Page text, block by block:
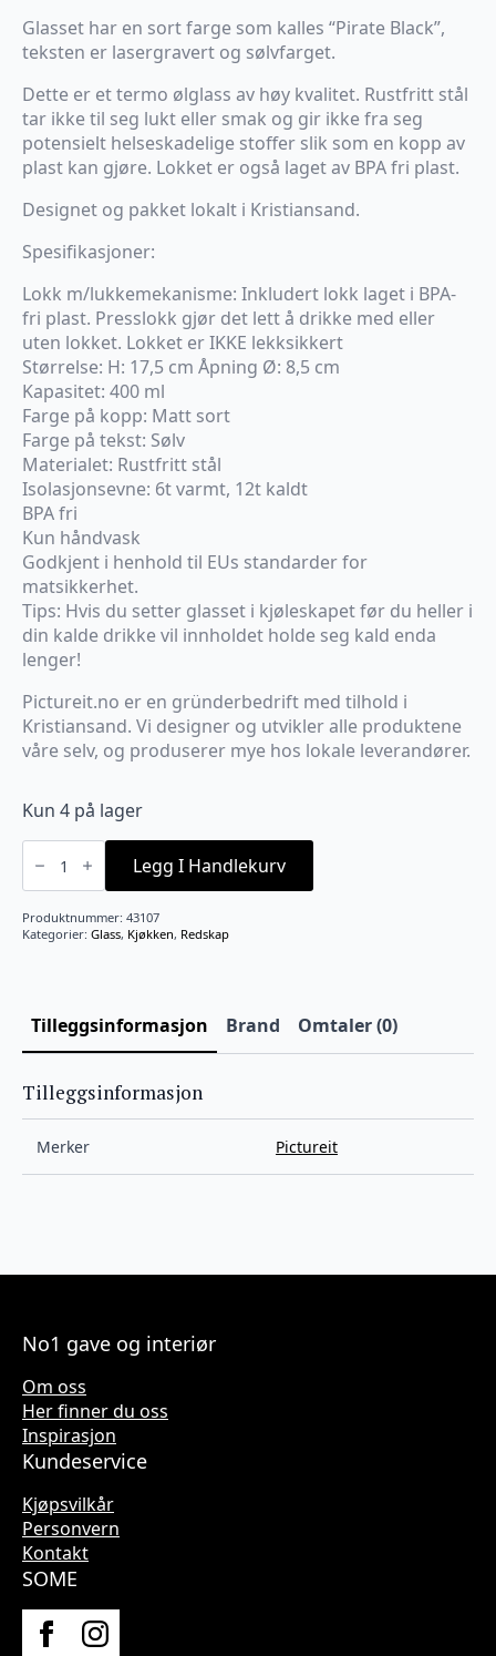
Glasset har en sort farge som kalles “Pirate Black”,
teksten er lasergravert og sølvfarget.
Dette er et termo ølglass av høy kvalitet. Rustfritt stål
tar ikke til seg lukt eller smak og gir ikke fra seg
potensielt helseskadelige stoffer slik som en kopp av
plast kan gjøre. Lokket er også laget av BPA fri plast.
Designet og pakket lokalt i Kristiansand.
Spesifikasjoner:
Lokk m/lukkemekanisme: Inkludert lokk laget i BPA-
fri plast. Presslokk gjør det lett å drikke med eller
uten lokket. Lokket er IKKE lekksikkert
Størrelse: H: 17,5 cm Åpning Ø: 8,5 cm
Kapasitet: 400 ml
Farge på kopp: Matt sort
Farge på tekst: Sølv
Materialet: Rustfritt stål
Isolasjonsevne: 6t varmt, 12t kaldt
BPA fri
Kun håndvask
Godkjent i henhold til EUs standarder for
matsikkerhet.
Tips: Hvis du setter glasset i kjøleskapet før du heller i
din kalde drikke vil innholdet holde seg kald enda
lenger!
Pictureit.no er en gründerbedrift med tilhold i
Kristiansand. Vi designer og utvikler alle produktene
våre selv, og produserer mye hos lokale leverandører.
Kun 4 på lager
Termo
ølglass
"NYTER
LIVET
PÅ
HYTTA"
Legg I Handlekurv
Produktnummer: 43107
Kategorier: Glass, Kjøkken, Redskap
Tilleggsinformasjon Brand Omtaler (0)
Tilleggsinformasjon
Merker Pictureit
No1 gave og interiør
Om oss
Her finner du oss
Inspirasjon
Kundeservice
Kjøpsvilkår
Personvern
Kontakt
SOME